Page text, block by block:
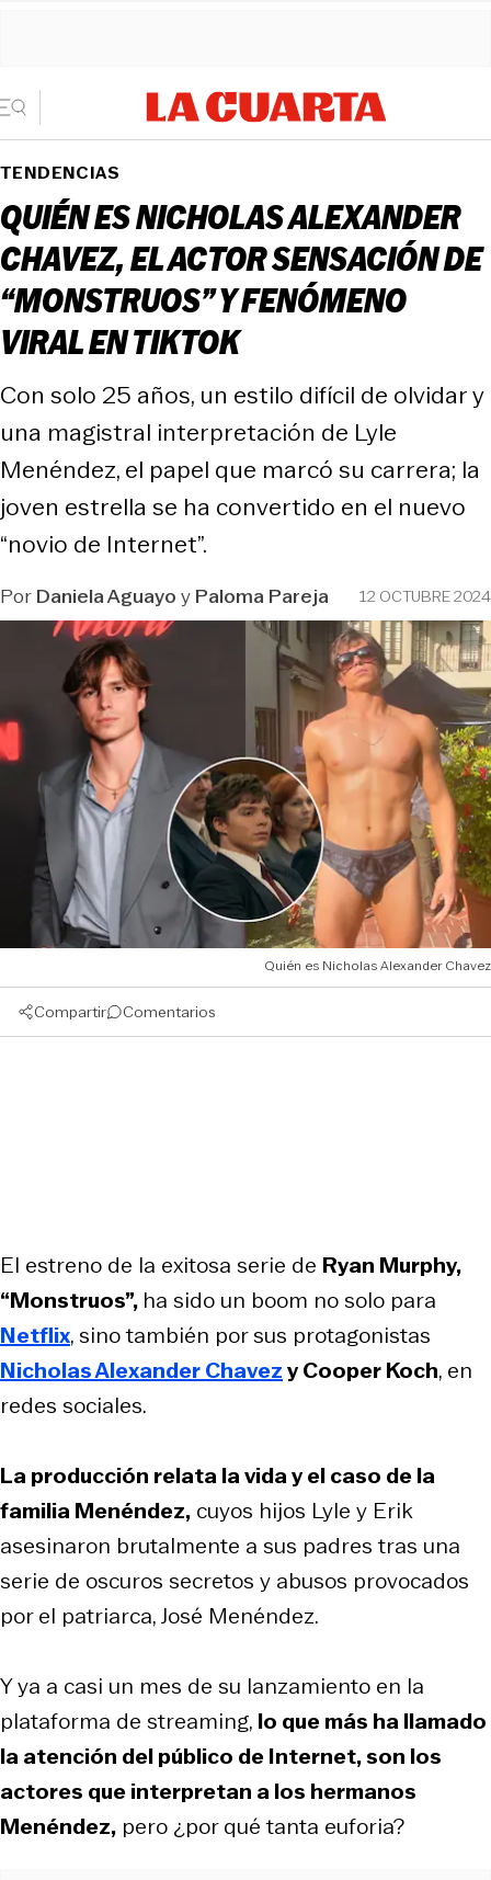
TENDENCIAS
QUIÉN ES NICHOLAS ALEXANDER
CHAVEZ, EL ACTOR SENSACIÓN DE
“MONSTRUOS” Y FENÓMENO
VIRAL EN TIKTOK
Con solo 25 años, un estilo difícil de olvidar y
una magistral interpretación de Lyle
Menéndez, el papel que marcó su carrera; la
joven estrella se ha convertido en el nuevo
“novio de Internet”.
PorDaniela AguayoyPaloma Pareja 12 OCTUBRE 2024
Quién es Nicholas Alexander Chavez
Compartir Comentarios
El estreno de la exitosa serie de Ryan Murphy,
“Monstruos”, ha sido un boom no solo para
Netflix, sino también por sus protagonistas
Nicholas Alexander Chavezy Cooper Koch, en
redes sociales.
La producción relata la vida y el caso de la
familia Menéndez, cuyos hijos Lyle y Erik
asesinaron brutalmente a sus padres tras una
serie de oscuros secretos y abusos provocados
por el patriarca, José Menéndez.
Y ya a casi un mes de su lanzamiento en la
plataforma de streaming, lo que más ha llamado
la atención del público de Internet, son los
actores que interpretan a los hermanos
Menéndez, pero ¿por qué tanta euforia?